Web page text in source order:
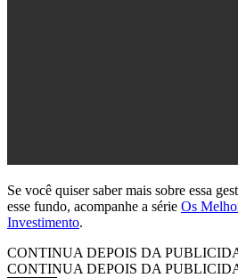
Se você quiser saber mais sobre essa
esse fundo, acompanhe a série Os
Investimento.
CONTINUA DEPOIS DA
CONTINUA DEPOIS DA